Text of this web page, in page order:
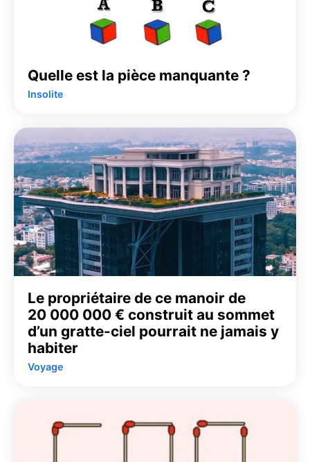
Quelle est la pièce manquante ?
Insolite
Le propriétaire de ce manoir de
20 000 000 € construit au sommet
d’un gratte-ciel pourrait ne jamais y
habiter
Voyage